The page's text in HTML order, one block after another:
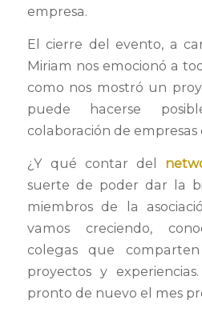
empresa.
El cierre del evento, a
Miriam nos emocionó a
como nos mostró un
puede hacerse
colaboración de empresas
¿Y qué contar del
suerte de poder dar la
miembros de la
vamos creciendo,
colegas que
proyectos y
pronto de nuevo el mes